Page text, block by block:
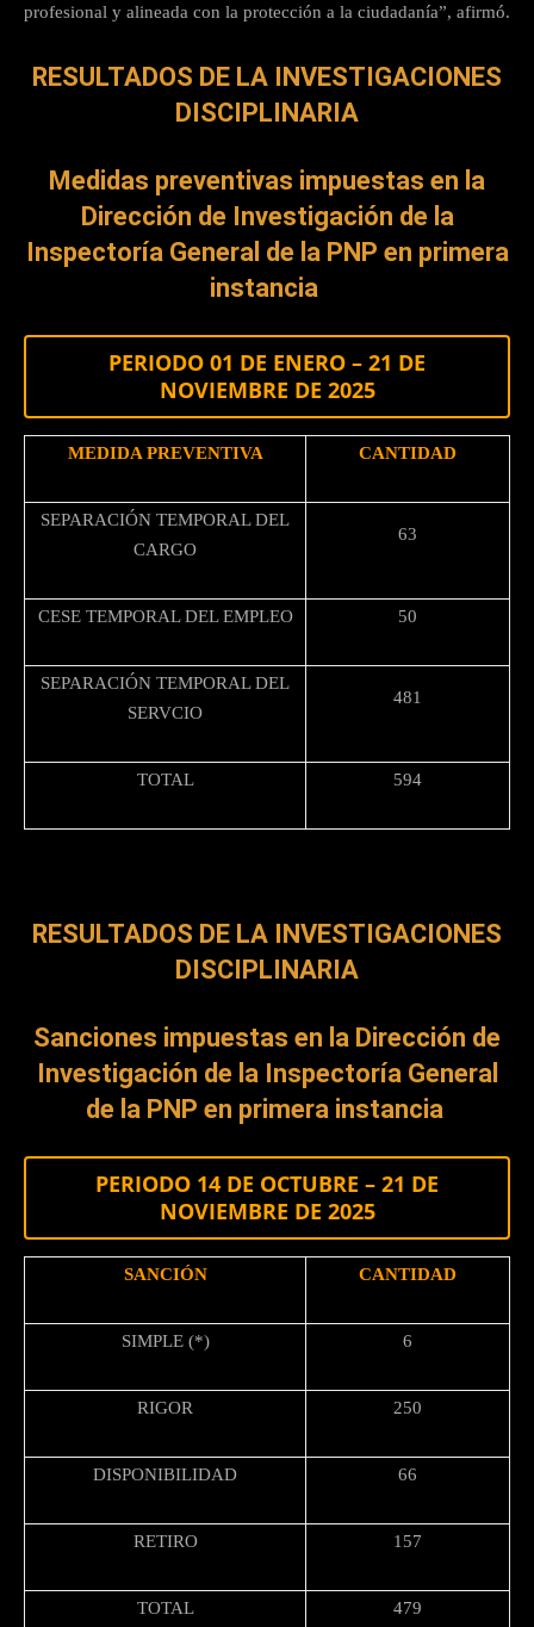
profesional y alineada con la protección a la ciudadanía”, afirmó.
RESULTADOS DE LA INVESTIGACIONES
DISCIPLINARIA
Medidas preventivas impuestas en la
Dirección de Investigación de la
Inspectoría General de la PNP en primera
instancia
PERIODO 01 DE ENERO – 21 DE
NOVIEMBRE DE 2025
MEDIDA PREVENTIVA CANTIDAD
SEPARACIÓN TEMPORAL DEL
CARGO
63
CESE TEMPORAL DEL EMPLEO 50
SEPARACIÓN TEMPORAL DEL
SERVCIO
481
TOTAL 594
RESULTADOS DE LA INVESTIGACIONES
DISCIPLINARIA
Sanciones impuestas en la Dirección de
Investigación de la Inspectoría General
de la PNP en primera instancia
PERIODO 14 DE OCTUBRE – 21 DE
NOVIEMBRE DE 2025
SANCIÓN CANTIDAD
SIMPLE (*) 6
RIGOR 250
DISPONIBILIDAD 66
RETIRO 157
TOTAL 479